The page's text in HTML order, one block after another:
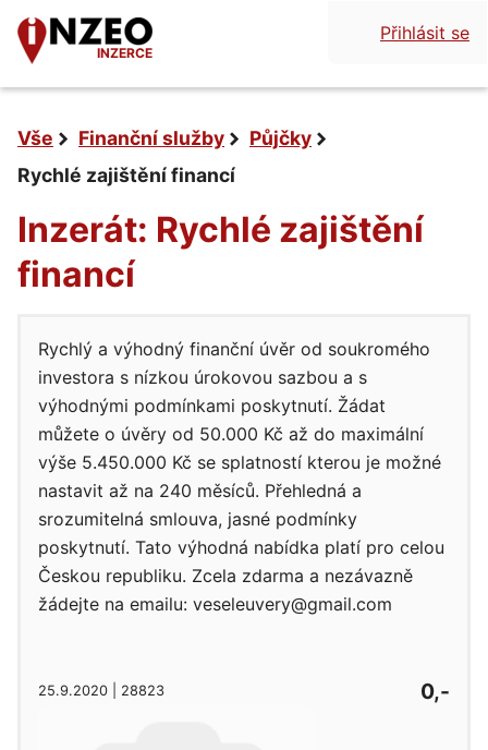
INZERCE
Přihlásit se
Vše Finanční služby
Půjčky
Rychlé zajištění financí
Inzerát: Rychlé zajištění
financí
Rychlý a výhodný finanční úvěr od soukromého
investora s nízkou úrokovou sazbou a s
výhodnými podmínkami poskytnutí. Žádat
můžete o úvěry od 50.000 Kč až do maximální
výše 5.450.000 Kč se splatností kterou je možné
nastavit až na 240 měsíců. Přehledná a
srozumitelná smlouva, jasné podmínky
poskytnutí. Tato výhodná nabídka platí pro celou
Českou republiku. Zcela zdarma a nezávazně
žádejte na emailu: veseleuvery@gmail.com
25.9.2020 | 28823 0,-